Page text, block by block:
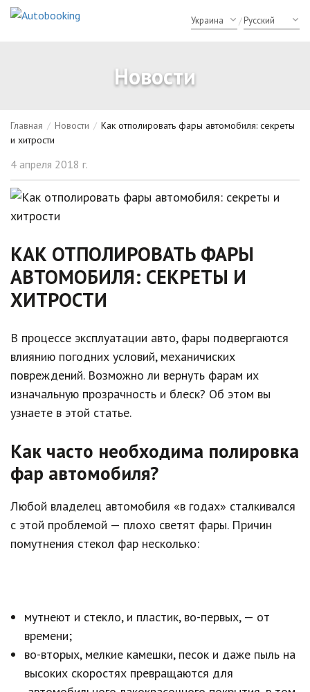
/
Новости
Главная / Новости / Как отполировать фары автомобиля: секреты
и хитрости
4 апреля 2018 г.
КАК ОТПОЛИРОВАТЬ ФАРЫ
АВТОМОБИЛЯ: СЕКРЕТЫ И
ХИТРОСТИ
В процессе эксплуатации авто, фары подвергаются
влиянию погодних условий, механичиских
повреждений. Возможно ли вернуть фарам их
изначальную прозрачность и блеск? Об этом вы
узнаете в этой статье.
Как часто необходима полировка
фар автомобиля?
Любой владелец автомобиля «в годах» сталкивался
с этой проблемой — плохо светят фары. Причин
помутнения стекол фар несколько:
мутнеют и стекло, и пластик, во-первых, — от
времени;
во-вторых, мелкие камешки, песок и даже пыль на
высоких скоростях превращаются для